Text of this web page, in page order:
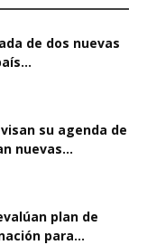
de dos nuevas
su agenda de
nuevas...
plan de
para...